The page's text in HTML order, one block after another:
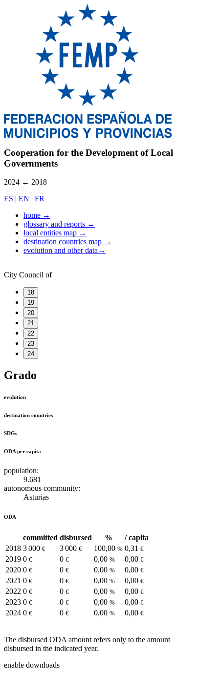
Cooperation for the Development of Local
Governments
2024 ← 2018
ES | EN | FR
home →
glossary and reports →
local entities map →
destination countries map →
evolution and other data→
City Council of
18
19
20
21
22
23
24
Grado
evolution
destination countries
SDGs
ODA per capita
population:
9.681
autonomous community:
Asturias
ODA
committed disbursed %
/ capita
2018 3 000 € 3 000 € 100,00 % 0,31 €
2019 0 € 0 € 0,00 % 0,00 €
2020 0 € 0 € 0,00 % 0,00 €
2021 0 € 0 € 0,00 % 0,00 €
2022 0 € 0 € 0,00 % 0,00 €
2023 0 € 0 € 0,00 % 0,00 €
2024 0 € 0 € 0,00 % 0,00 €
The disbursed ODA amount refers only to the amount
disbursed in the indicated year.
enable downloads